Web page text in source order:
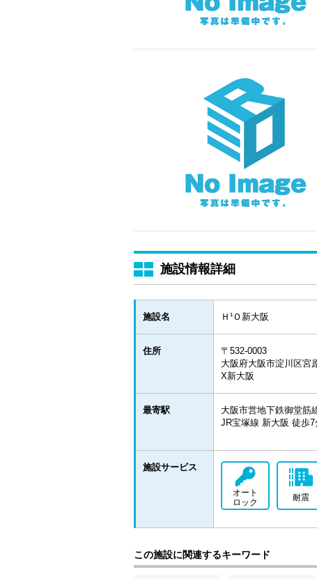
施設情報詳細
施設名 Ｈ¹Ｏ新大阪
住所
〒532-0003
大阪府大阪市淀川区
X新大阪
最寄駅
大阪市営地下鉄御堂筋
JR宝塚線 新大阪 徒歩7
施設サービス
オート
ロック
耐震
この施設に関連するキーワード